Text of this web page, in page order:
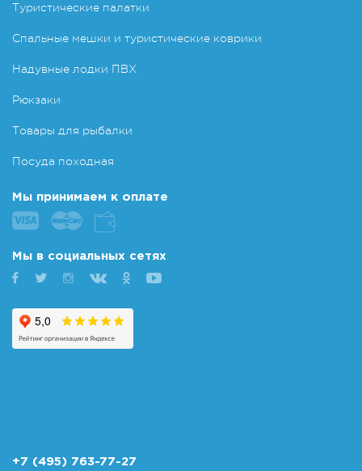
Туристические палатки
Спальные мешки и туристические коврики
Надувные лодки ПВХ
Рюкзаки
Товары для рыбалки
Посуда походная
Мы принимаем к оплате
Мы в социальных сетях
+7 (495) 763-77-27